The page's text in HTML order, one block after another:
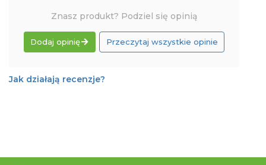
Znasz produkt? Podziel się opinią
Dodaj opinię Przeczytaj wszystkie opinie
Jak działają recenzje?